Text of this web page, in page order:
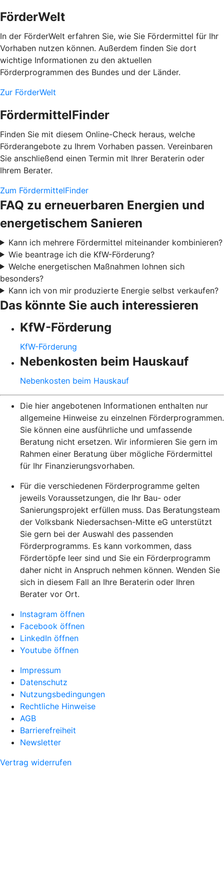
FörderWelt
In der FörderWelt erfahren Sie, wie Sie Fördermittel für Ihr
Vorhaben nutzen können. Außerdem finden Sie dort
wichtige Informationen zu den aktuellen
Förderprogrammen des Bundes und der Länder.
Zur FörderWelt
FördermittelFinder
Finden Sie mit diesem Online-Check heraus, welche
Förderangebote zu Ihrem Vorhaben passen. Vereinbaren
Sie anschließend einen Termin mit Ihrer Beraterin oder
Ihrem Berater.
Zum FördermittelFinder
FAQ zu erneuerbaren Energien und
energetischem Sanieren
Kann ich mehrere Fördermittel miteinander kombinieren?
Wie beantrage ich die KfW-Förderung?
Welche energetischen Maßnahmen lohnen sich
besonders?
Kann ich von mir produzierte Energie selbst verkaufen?
Das könnte Sie auch interessieren
KfW-Förderung
KfW-Förderung
Nebenkosten beim Hauskauf
Nebenkosten beim Hauskauf
Die hier angebotenen Informationen enthalten nur
allgemeine Hinweise zu einzelnen Förderprogrammen.
Sie können eine ausführliche und umfassende
Beratung nicht ersetzen. Wir informieren Sie gern im
Rahmen einer Beratung über mögliche Fördermittel
für Ihr Finanzierungsvorhaben.
Für die verschiedenen Förderprogramme gelten
jeweils Voraussetzungen, die Ihr Bau- oder
Sanierungsprojekt erfüllen muss. Das Beratungsteam
der Volksbank Niedersachsen-Mitte eG unterstützt
Sie gern bei der Auswahl des passenden
Förderprogramms. Es kann vorkommen, dass
Fördertöpfe leer sind und Sie ein Förderprogramm
daher nicht in Anspruch nehmen können. Wenden Sie
sich in diesem Fall an Ihre Beraterin oder Ihren
Berater vor Ort.
Instagram öffnen
Facebook öffnen
LinkedIn öffnen
Youtube öffnen
Impressum
Datenschutz
Nutzungsbedingungen
Rechtliche Hinweise
AGB
Barrierefreiheit
Newsletter
Vertrag widerrufen